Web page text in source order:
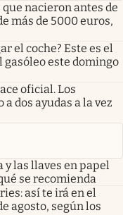
nacieron antes de
más de 5000 euros,
el coche? Este es el
gasóleo este domingo
oficial. Los
dos ayudas a la vez
y las llaves en papel
se recomienda
así te irá en el
agosto, según los